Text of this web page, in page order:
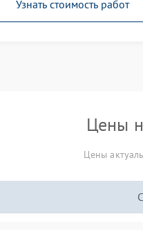
Узнать стоимость работ
Цены
Цены